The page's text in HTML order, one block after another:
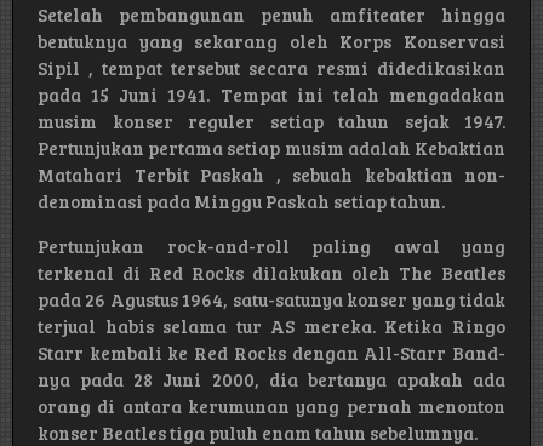
Setelah pembangunan penuh amfiteater hingga
bentuknya yang sekarang oleh Korps Konservasi
Sipil , tempat tersebut secara resmi didedikasikan
pada 15 Juni 1941. Tempat ini telah mengadakan
musim konser reguler setiap tahun sejak 1947.
Pertunjukan pertama setiap musim adalah Kebaktian
Matahari Terbit Paskah , sebuah kebaktian non-
denominasi pada Minggu Paskah setiap tahun.
Pertunjukan rock-and-roll paling awal yang
terkenal di Red Rocks dilakukan oleh The Beatles
pada 26 Agustus 1964, satu-satunya konser yang tidak
terjual habis selama tur AS mereka. Ketika Ringo
Starr kembali ke Red Rocks dengan All-Starr Band-
nya pada 28 Juni 2000, dia bertanya apakah ada
orang di antara kerumunan yang pernah menonton
konser Beatles tiga puluh enam tahun sebelumnya.